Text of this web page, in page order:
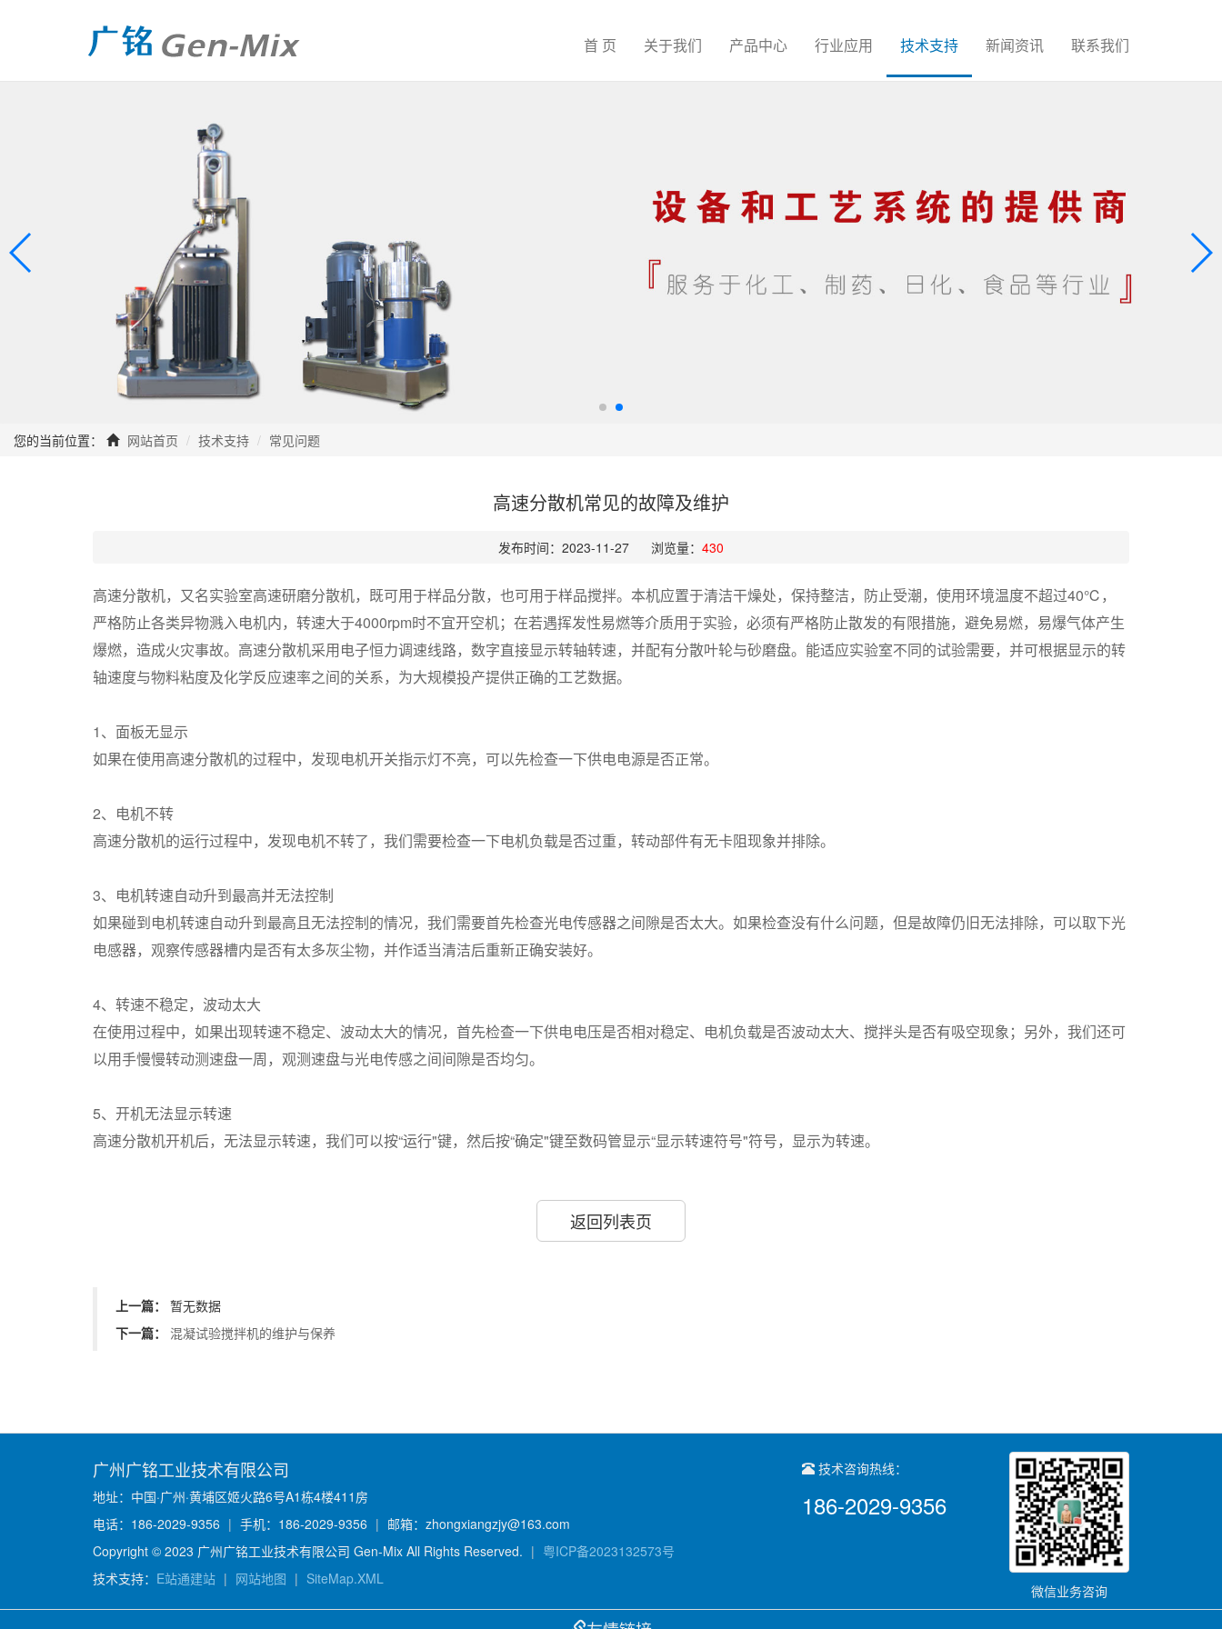
首 页 关于我们 产品中心 行业应用 技术支持 新闻资讯 联系我们
您的当前位置： 网站首页 技术支持 常见问题
高速分散机常见的故障及维护
发布时间：2023-11-27 浏览量： 430
高速分散机，又名实验室高速研磨分散机，既可用于样品分散，也可用于样品搅拌。本机应置于清洁干燥处，保持整洁，防止受潮，使用环境温度不超过40℃，
严格防止各类异物溅入电机内，转速大于4000rpm时不宜开空机；在若遇挥发性易燃等介质用于实验，必须有严格防止散发的有限措施，避免易燃，易爆气体产生
爆燃，造成火灾事故。高速分散机采用电子恒力调速线路，数字直接显示转轴转速，并配有分散叶轮与砂磨盘。能适应实验室不同的试验需要，并可根据显示的转
轴速度与物料粘度及化学反应速率之间的关系，为大规模投产提供正确的工艺数据。
1、面板无显示
如果在使用高速分散机的过程中，发现电机开关指示灯不亮，可以先检查一下供电电源是否正常。
2、电机不转
高速分散机的运行过程中，发现电机不转了，我们需要检查一下电机负载是否过重，转动部件有无卡阻现象并排除。
3、电机转速自动升到最高并无法控制
如果碰到电机转速自动升到最高且无法控制的情况，我们需要首先检查光电传感器之间隙是否太大。如果检查没有什么问题，但是故障仍旧无法排除，可以取下光
电感器，观察传感器槽内是否有太多灰尘物，并作适当清洁后重新正确安装好。
4、转速不稳定，波动太大
在使用过程中，如果出现转速不稳定、波动太大的情况，首先检查一下供电电压是否相对稳定、电机负载是否波动太大、搅拌头是否有吸空现象；另外，我们还可
以用手慢慢转动测速盘一周，观测速盘与光电传感之间间隙是否均匀。
5、开机无法显示转速
高速分散机开机后，无法显示转速，我们可以按“运行"键，然后按“确定"键至数码管显示“显示转速符号"符号，显示为转速。
返回列表页
上一篇：
暂无数据
下一篇：
混凝试验搅拌机的维护与保养
广州广铭工业技术有限公司
地址：中国·广州·黄埔区姬火路6号A1栋4楼411房
电话：186-2029-9356 | 手机：186-2029-9356 | 邮箱：zhongxiangzjy@163.com
Copyright © 2023 广州广铭工业技术有限公司 Gen-Mix All Rights Reserved. | 粤ICP备2023132573号
技术支持： E站通建站 | 网站地图 | SiteMap.XML
技术咨询热线：
186-2029-9356
微信业务咨询